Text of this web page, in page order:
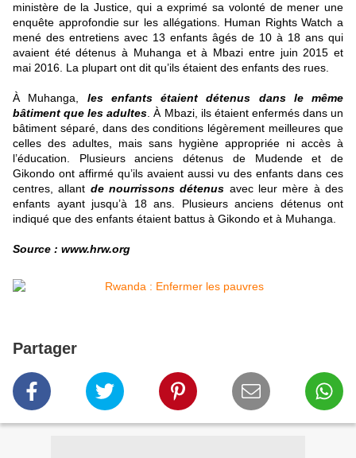
ministère de la Justice, qui a exprimé sa volonté de mener une
enquête approfondie sur les allégations. Human Rights Watch a
mené des entretiens avec 13 enfants âgés de 10 à 18 ans qui
avaient été détenus à Muhanga et à Mbazi entre juin 2015 et
mai 2016. La plupart ont dit qu’ils étaient des enfants des rues.
À Muhanga, les enfants étaient détenus dans le même
bâtiment que les adultes . À Mbazi, ils étaient enfermés dans un
bâtiment séparé, dans des conditions légèrement meilleures que
celles des adultes, mais sans hygiène appropriée ni accès à
l’éducation. Plusieurs anciens détenus de Mudende et de
Gikondo ont affirmé qu’ils avaient aussi vu des enfants dans ces
centres, allant de nourrissons détenus avec leur mère à des
enfants ayant jusqu’à 18 ans. Plusieurs anciens détenus ont
indiqué que des enfants étaient battus à Gikondo et à Muhanga.
Source : www.hrw.org
Partager